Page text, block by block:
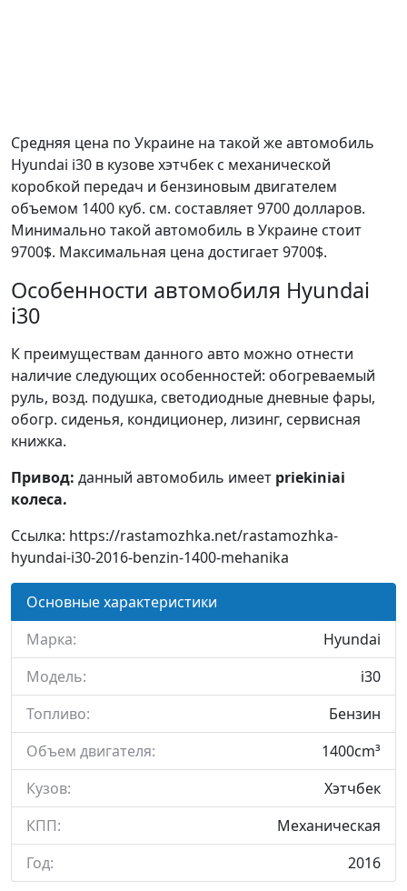
Средняя цена по Украине на такой же автомобиль
Hyundai i30 в кузове хэтчбек c механической
коробкой передач и бензиновым двигателем
объемом 1400 куб. см. составляет 9700 долларов.
Минимально такой автомобиль в Украине стоит
9700$. Максимальная цена достигает 9700$.
Особенности автомобиля Hyundai
i30
К преимуществам данного авто можно отнести
наличие следующих особенностей: обогреваемый
руль, возд. подушка, светодиодные дневные фары,
обогр. сиденья, кондиционер, лизинг, сервисная
книжка.
Привод: данный автомобиль имеет priekiniai
колеса.
Ссылка: https://rastamozhka.net/rastamozhka-
hyundai-i30-2016-benzin-1400-mehanika
Основные характеристики
Марка:
Hyundai
Модель:
i30
Топливо:
Бензин
Объем двигателя:
1400cm³
Кузов:
Хэтчбек
КПП:
Механическая
Год:
2016